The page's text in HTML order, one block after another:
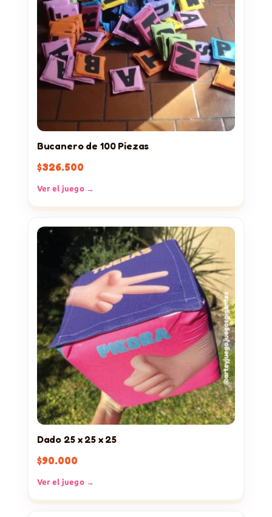
Bucanero de 100 Piezas
$326.500
Ver el juego →
Dado 25 x 25 x 25
$90.000
Ver el juego →